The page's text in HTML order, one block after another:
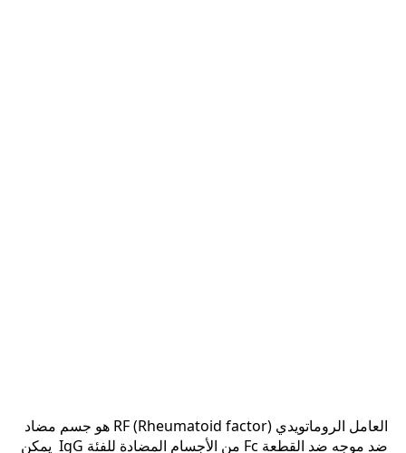
العامل الروماتويدي RF (Rheumatoid factor) هو جسم مضاد
ضد موجه ضد القطعة Fc من الأجسام المضادة للفئة IgG يمكن